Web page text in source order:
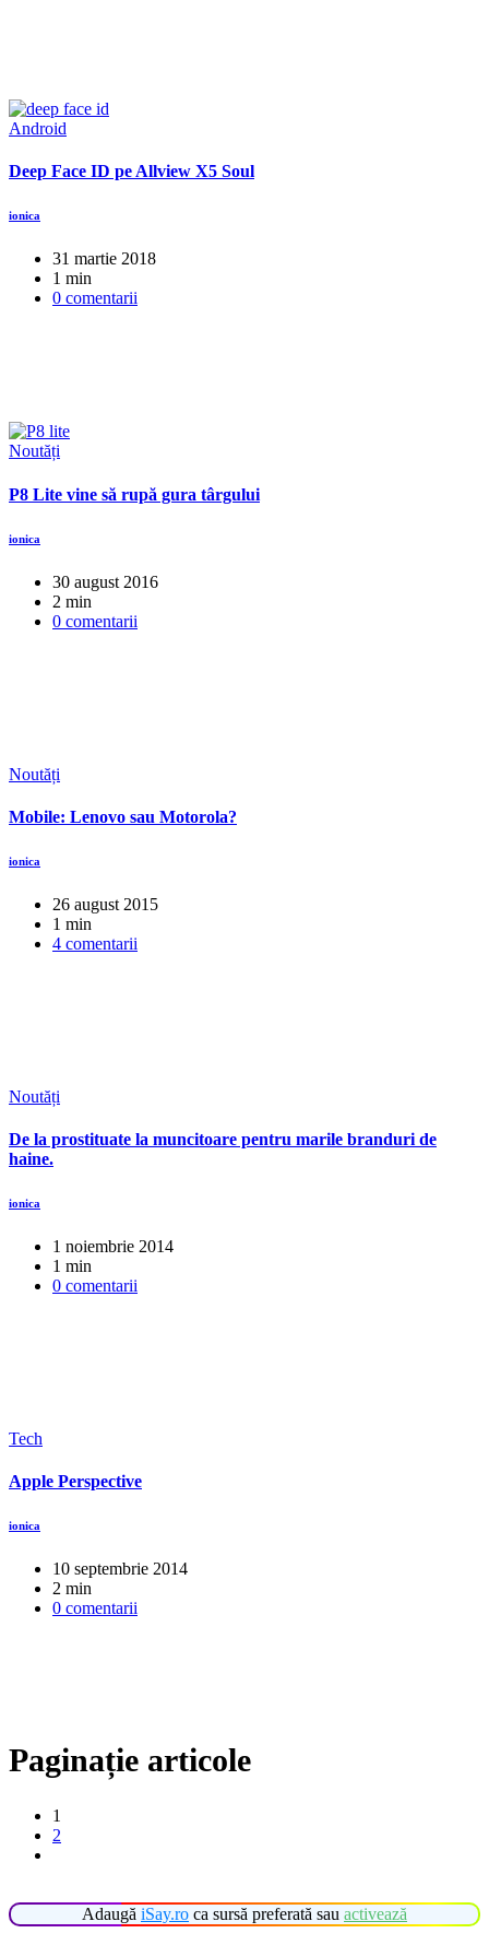
Android
Deep Face ID pe Allview X5 Soul
ionica
31 martie 2018
1 min
0 comentarii
Noutăți
P8 Lite vine să rupă gura târgului
ionica
30 august 2016
2 min
0 comentarii
Noutăți
Mobile: Lenovo sau Motorola?
ionica
26 august 2015
1 min
4 comentarii
Noutăți
De la prostituate la muncitoare pentru marile branduri de
haine.
ionica
1 noiembrie 2014
1 min
0 comentarii
Tech
Apple Perspective
ionica
10 septembrie 2014
2 min
0 comentarii
Paginație articole
1
2
Adaugă iSay.ro ca sursă preferată sau activează